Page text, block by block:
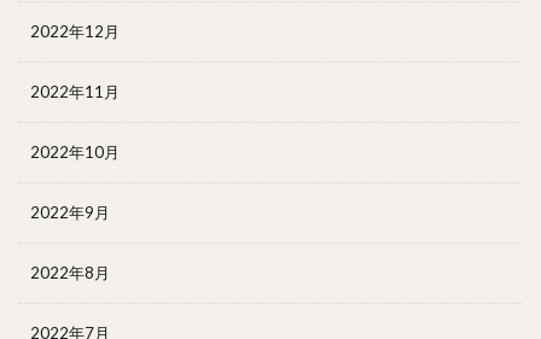
2022年12月
2022年11月
2022年10月
2022年9月
2022年8月
2022年7月